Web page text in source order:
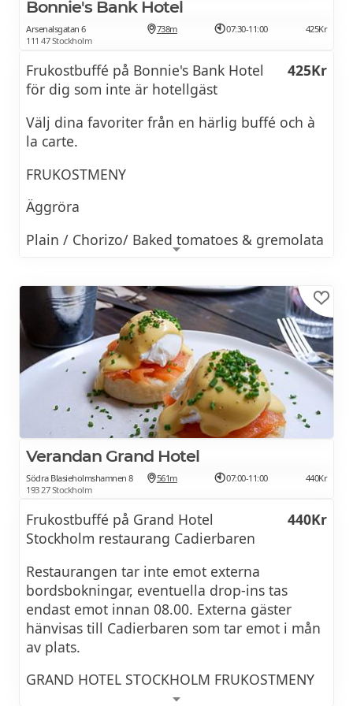
Se frukostmeny >>
BOKA HOTELL
Eller kokta ägg med bacon eller avokado
Bryggkaffe
Cappuccino
Americano
Caffe latte
Macchiato
Te rooibos, gunpowder, earl grey, english
Se frukostmeny >>
BOKA HOTELL
Bonnie's Bank Hotel
Arsenalsgatan 6
111 47 Stockholm
738m 07:30-11:00 425Kr
Frukostbuffé på Bonnie's Bank Hotel
för dig som inte är hotellgäst
425Kr
Välj dina favoriter från en härlig buffé och à
la carte.
FRUKOSTMENY
Äggröra
Plain / Chorizo/ Baked tomatoes & gremolata
Tumeric, smashed avocado, baked tomatoes
Ägg Benedict
Rökt skinka, spenat, bröd & hollandaisesås
Ägg Royale
Rökt lax, spenat, bröd & hollandaisesås
Comte cheese & Prosciutto
Sausages, baked beans & toast
Chiapudding
Mango chutney & roasted coconut
French toast
Verandan Grand Hotel
Södra Blasieholmshamnen 8
193 27 Stockholm
561m 07:00-11:00 440Kr
Frukostbuffé på Grand Hotel
Stockholm restaurang Cadierbaren
440Kr
Restaurangen tar inte emot externa
bordsbokningar, eventuella drop-ins tas
endast emot innan 08.00. Externa gäster
hänvisas till Cadierbaren som tar emot i mån
av plats.
GRAND HOTEL STOCKHOLM FRUKOSTMENY